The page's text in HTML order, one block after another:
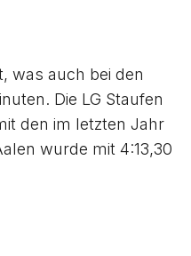
was auch bei den
Die LG Staufen
den im letzten Jahr
wurde mit 4:13,30